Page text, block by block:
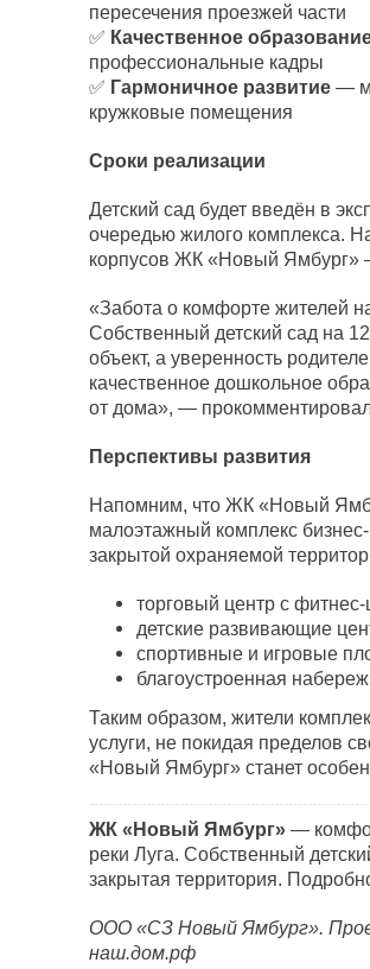
пересечения проезжей части
✅ Качественное
профессиональные кадры
✅ Гармоничное развитие —
кружковые помещения
Сроки реализации
Детский сад будет введён в
очередью жилого комплекса.
корпусов ЖК «Новый Ямбург»
«Забота о комфорте жителей
Собственный детский сад на
объект, а уверенность
качественное дошкольное
от дома», —
Перспективы развития
Напомним, что ЖК «Новый
малоэтажный комплекс
закрытой охраняемой
торговый центр с
детские развивающие
спортивные и игровые
благоустроенная
Таким образом, жители
услуги, не покидая пределов
«Новый Ямбург» станет
ЖК «Новый Ямбург» —
реки Луга. Собственный
закрытая территория.
ООО «СЗ Новый Ямбург».
наш.дом.рф